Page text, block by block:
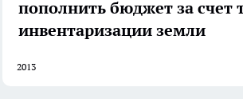
пополнить бюджет за счет
инвентаризации земли
2013